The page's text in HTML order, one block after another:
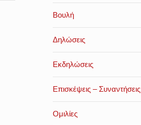
Βουλή
Δηλώσεις
Εκδηλώσεις
Επισκέψεις – Συναντήσεις
Ομιλίες